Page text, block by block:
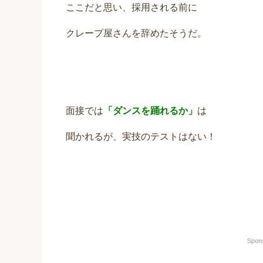
ここだと思い、採用される前に
クレープ屋さんを辞めたそうだ。
面接では 「ダンスを踊れるか」 は
聞かれるが、実技のテストはない！